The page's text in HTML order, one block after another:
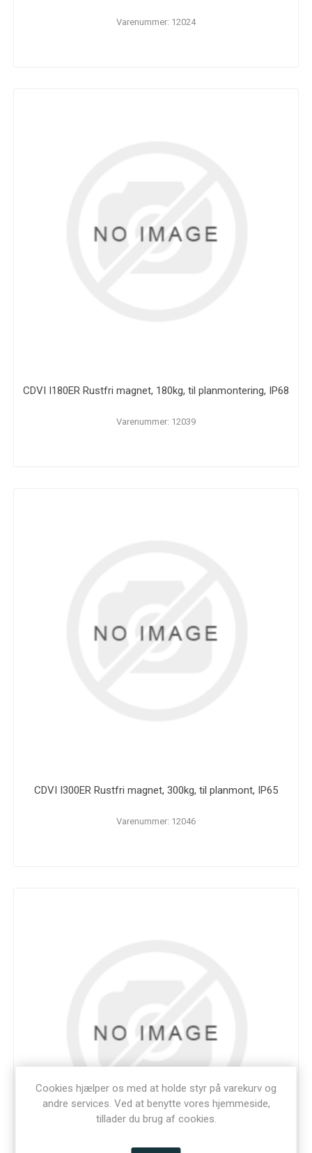
Varenummer: 12024
CDVI I180ER Rustfri magnet, 180kg, til planmontering, IP68
Varenummer: 12039
CDVI I300ER Rustfri magnet, 300kg, til planmont, IP65
Varenummer: 12046
Cookies hjælper os med at holde styr på varekurv og
andre services. Ved at benytte vores hjemmeside,
tillader du brug af cookies.